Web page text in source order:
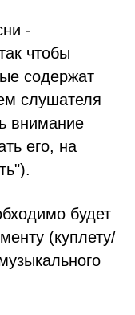
-
чтобы
содержат
слушателя
внимание
его, на
будет
(куплету/